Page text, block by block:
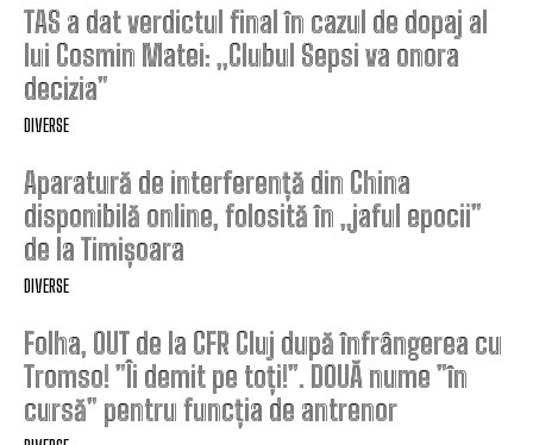
TAS a dat verdictul final în cazul de dopaj al
lui Cosmin Matei: „Clubul Sepsi va onora
decizia”
DIVERSE
Aparatură de interferență din China
disponibilă online, folosită în „jaful epocii”
de la Timișoara
DIVERSE
Folha, OUT de la CFR Cluj după înfrângerea cu
Tromso! ”Îi demit pe toți!”. DOUĂ nume ”în
cursă” pentru funcția de antrenor